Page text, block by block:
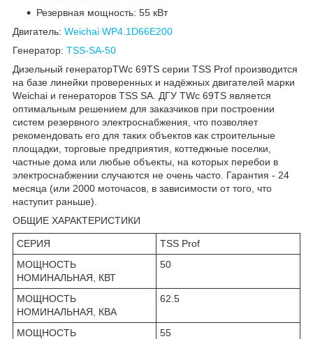
Резервная мощность: 55 кВт
Двигатель: Weichai WP4.1D66E200
Генератор: TSS-SA-50
Дизельный генераторTWc 69TS серии TSS Prof производится
на базе линейки проверенных и надёжных двигателей марки
Weichai и генераторов TSS SA. ДГУ TWc 69TS является
оптимальным решением для заказчиков при построении
систем резервного электроснабжения, что позволяет
рекомендовать его для таких объектов как строительные
площадки, торговые предприятия, коттеджные поселки,
частные дома или любые объекты, на которых перебои в
электроснабжении случаются не очень часто. Гарантия - 24
месяца (или 2000 моточасов, в зависимости от того, что
наступит раньше).
ОБЩИЕ ХАРАКТЕРИСТИКИ
СЕРИЯ
TSS Prof
МОЩНОСТЬ
НОМИНАЛЬНАЯ, КВТ
50
МОЩНОСТЬ
НОМИНАЛЬНАЯ, КВА
62.5
МОЩНОСТЬ
55